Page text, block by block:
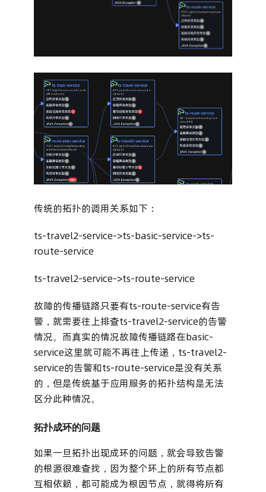
传统的拓扑的调用关系如下：
ts-travel2-service->ts-basic-service->ts-
route-service
ts-travel2-service->ts-route-service
故障的传播链路只要有ts-route-service有告
警，就需要往上排查ts-travel2-service的告警
情况。而真实的情况故障传播链路在basic-
service这里就可能不再往上传递，ts-travel2-
service的告警和ts-route-service是没有关系
的，但是传统基于应用服务的拓扑结构是无法
区分此种情况。
拓扑成环的问题
如果一旦拓扑出现成环的问题，就会导致告警
的根源很难查找，因为整个环上的所有节点都
互相依赖，都可能成为根因节点，就得将所有